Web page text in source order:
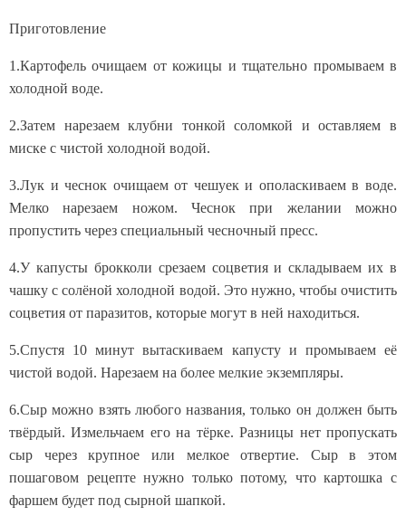
Приготовление
1.Картофель очищаем от кожицы и тщательно промываем в
холодной воде.
2.Затем нарезаем клубни тонкой соломкой и оставляем в
миске с чистой холодной водой.
3.Лук и чеснок очищаем от чешуек и ополаскиваем в воде.
Мелко нарезаем ножом. Чеснок при желании можно
пропустить через специальный чесночный пресс.
4.У капусты брокколи срезаем соцветия и складываем их в
чашку с солёной холодной водой. Это нужно, чтобы очистить
соцветия от паразитов, которые могут в ней находиться.
5.Спустя 10 минут вытаскиваем капусту и промываем её
чистой водой. Нарезаем на более мелкие экземпляры.
6.Сыр можно взять любого названия, только он должен быть
твёрдый. Измельчаем его на тёрке. Разницы нет пропускать
сыр через крупное или мелкое отвертие. Сыр в этом
пошаговом рецепте нужно только потому, что картошка с
фаршем будет под сырной шапкой.